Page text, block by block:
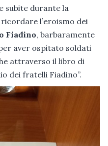
subite durante la
l’eroismo dei
Fiadino, barbaramente
aver ospitato soldati
attraverso il libro di
dei fratelli Fiadino”.